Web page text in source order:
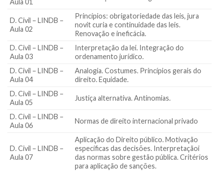
Aula 01
D. Civil – LINDB –
Aula 02
Princípios: obrigatoriedade das leis, jura
novit curia e continuidade das leis.
Renovação e ineficácia.
D. Civil – LINDB –
Aula 03
Interpretação da lei. Integração do
ordenamento jurídico.
D. Civil – LINDB –
Aula 04
Analogia. Costumes. Princípios gerais do
direito. Equidade.
D. Civil – LINDB –
Aula 05
Justiça alternativa. Antinomias.
D. Civil – LINDB –
Aula 06
Normas de direito internacional privado
D. Civil – LINDB –
Aula 07
Aplicação do Direito público. Motivação
específicas das decisões. Interpretaçãoi
das normas sobre gestão pública. Critérios
para aplicação de sanções.